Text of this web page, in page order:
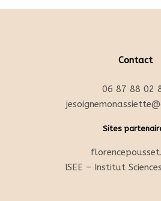
Contact
06 87 88 02
Sites
ISEE – Institut